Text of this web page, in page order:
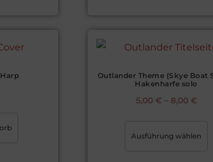
Outlander Theme (Skye Boat
Hakenharfe solo
5,00 € – 8,00 €
Ausführung wählen